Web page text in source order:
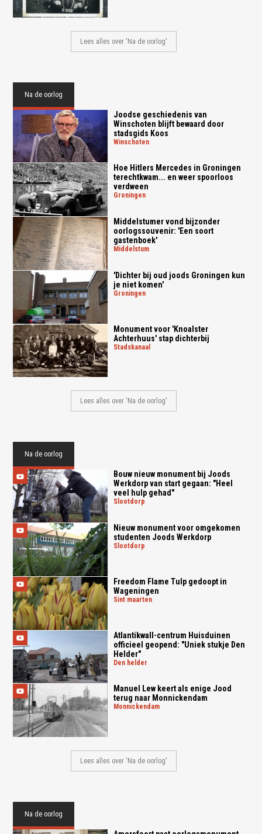
Lees alles over 'Na de oorlog'
Na de oorlog
Joodse geschiedenis van
Winschoten blijft bewaard door
stadsgids Koos
winschoten
Hoe Hitlers Mercedes in Groningen
terechtkwam... en weer spoorloos
verdween
groningen
Middelstumer vond bijzonder
oorlogssouvenir: 'Een soort
gastenboek'
middelstum
'Dichter bij oud joods Groningen kun
je niet komen'
groningen
Monument voor 'Knoalster
Achterhuus' stap dichterbij
stadskanaal
Lees alles over 'Na de oorlog'
Na de oorlog
Bouw nieuw monument bij Joods
Werkdorp van start gegaan: "Heel
veel hulp gehad"
slootdorp
Nieuw monument voor omgekomen
studenten Joods Werkdorp
slootdorp
Freedom Flame Tulp gedoopt in
Wageningen
sint maarten
Atlantikwall-centrum Huisduinen
officieel geopend: "Uniek stukje Den
Helder"
den helder
Manuel Lew keert als enige Jood
terug naar Monnickendam
monnickendam
Lees alles over 'Na de oorlog'
Na de oorlog